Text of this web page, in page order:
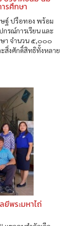
รศึกษา
ฐ์ ปรือทอง พร้อม
รณ์การเรียน และ
า จำนวน ๕,๐๐๐
สิ่งศักดิ์สิทธิทั้งหลาย
ยีพระมหาไถ่